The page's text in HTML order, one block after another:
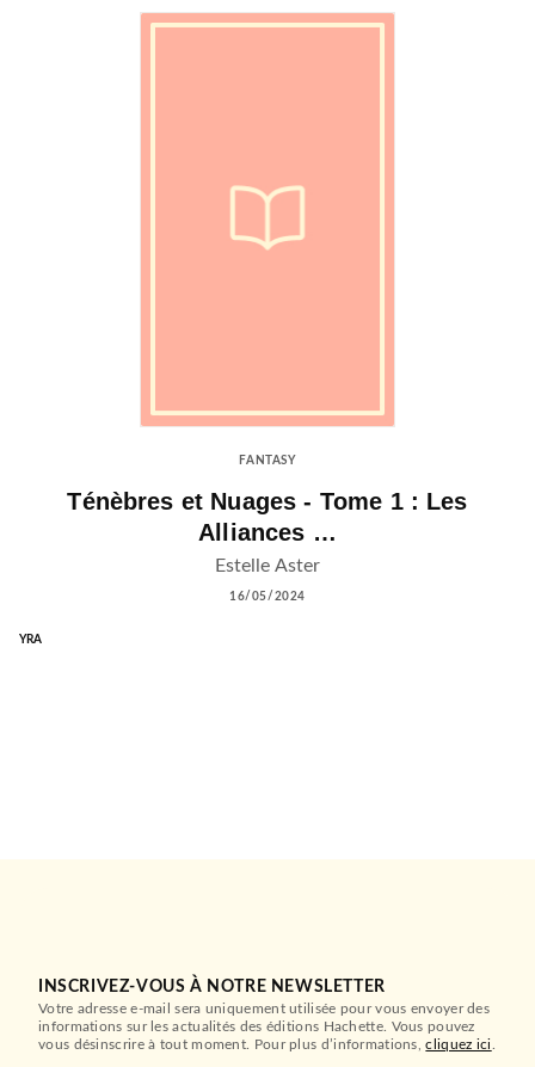
FANTASY
Ténèbres et Nuages - Tome 1 : Les
Alliances …
Estelle Aster
16/05/2024
YRA
INSCRIVEZ-VOUS À NOTRE NEWSLETTER
Votre adresse e-mail sera uniquement utilisée pour vous envoyer des
informations sur les actualités des éditions Hachette. Vous pouvez
vous désinscrire à tout moment. Pour plus d’informations,cliquez ici